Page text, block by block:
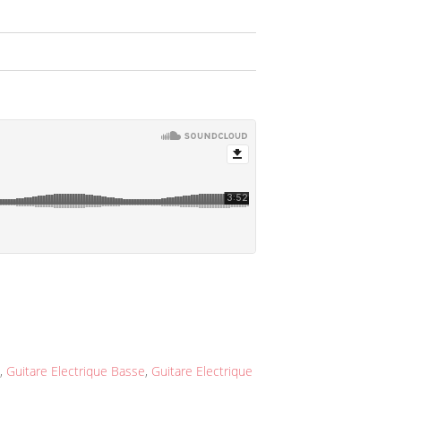
, Guitare Electrique Basse, Guitare Electrique